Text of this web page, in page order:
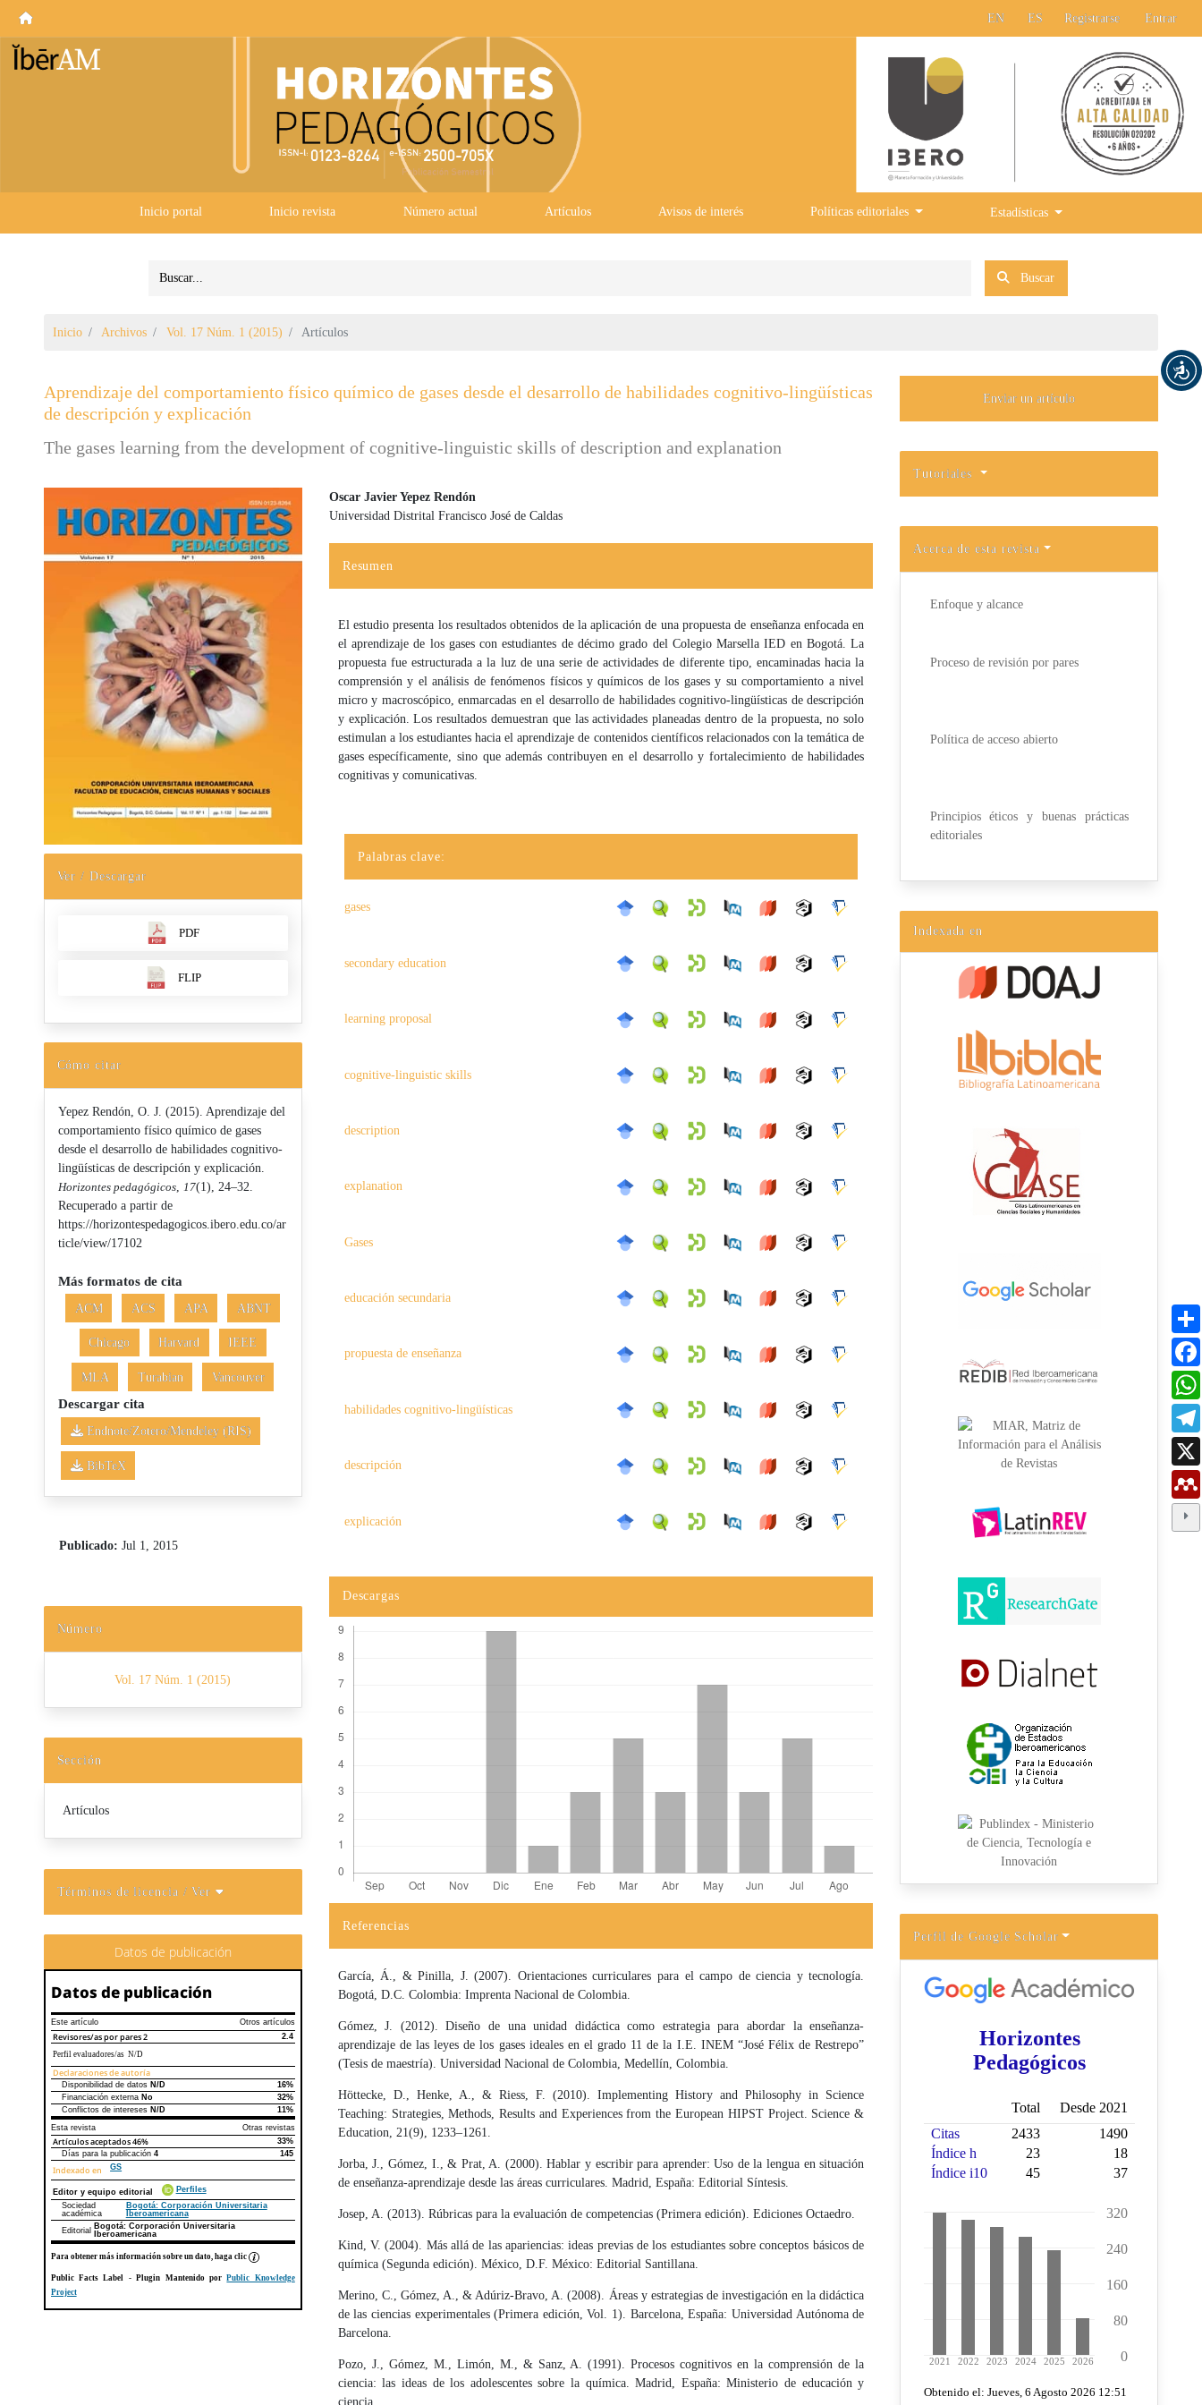
EN ES Registrarse Entrar
Inicio portal Inicio revista Número actual Artículos Avisos de interés Políticas editoriales Estadísticas
Buscar
Inicio Archivos Vol. 17 Núm. 1 (2015) Artículos
Aprendizaje del comportamiento físico químico de gases desde el desarrollo de habilidades cognitivo-lingüísticas
de descripción y explicación
The gases learning from the development of cognitive-linguistic skills of description and explanation
Barra lateral del artículo
Ver / Descargar
PDF
FLIP
Cómo citar
Yepez Rendón, O. J. (2015). Aprendizaje del
comportamiento físico químico de gases
desde el desarrollo de habilidades cognitivo-
lingüísticas de descripción y explicación.
Horizontes pedagógicos, 17(1), 24–32.
Recuperado a partir de
https://horizontespedagogicos.ibero.edu.co/ar
ticle/view/17102
Más formatos de cita
ACM ACS APA ABNT
Chicago Harvard IEEE
MLA Turabian Vancouver
Descargar cita
Endnote/Zotero/Mendeley (RIS)
BibTeX
Publicado: Jul 1, 2015
Número
Vol. 17 Núm. 1 (2015)
Sección
Artículos
Términos de licencia / Ver
Datos de publicación
Datos de publicación
Este artículo Otros artículos
Revisores/as por pares2
2.4
Perfil evaluadores/as N/D
Declaraciones de autoría
Declaraciones de autoríaEste artículo
Disponibilidad de datos N/D
16%
Financiación externa No
32%
Conflictos de intereses N/D
11%
Esta revista
Otras revistas
Artículos aceptados46%
33%
Días para la publicación 4 145
Indexado en GS
Editor y equipo editorial
Perfiles
Sociedad
académica
Bogotá: Corporación Universitaria
Iberoamericana
Editorial
Bogotá: Corporación Universitaria
Iberoamericana
Para obtener más información sobre un dato, haga clic
Public Facts Label - Plugin Mantenido porPublic Knowledge
Project
Oscar Javier Yepez Rendón
Universidad Distrital Francisco José de Caldas
Resumen
El estudio presenta los resultados obtenidos de la aplicación de una propuesta de enseñanza enfocada en
el aprendizaje de los gases con estudiantes de décimo grado del Colegio Marsella IED en Bogotá. La
propuesta fue estructurada a la luz de una serie de actividades de diferente tipo, encaminadas hacia la
comprensión y el análisis de fenómenos físicos y químicos de los gases y su comportamiento a nivel
micro y macroscópico, enmarcadas en el desarrollo de habilidades cognitivo-lingüísticas de descripción
y explicación. Los resultados demuestran que las actividades planeadas dentro de la propuesta, no solo
estimulan a los estudiantes hacia el aprendizaje de contenidos científicos relacionados con la temática de
gases específicamente, sino que además contribuyen en el desarrollo y fortalecimiento de habilidades
cognitivas y comunicativas.
Palabras clave:
gases
secondary education
learning proposal
cognitive-linguistic skills
description
explanation
Gases
educación secundaria
propuesta de enseñanza
habilidades cognitivo-lingüísticas
descripción
explicación
Descargas
Referencias
García, Á., & Pinilla, J. (2007). Orientaciones curriculares para el campo de ciencia y tecnología.
Bogotá, D.C. Colombia: Imprenta Nacional de Colombia.
Gómez, J. (2012). Diseño de una unidad didáctica como estrategia para abordar la enseñanza-
aprendizaje de las leyes de los gases ideales en el grado 11 de la I.E. INEM “José Félix de Restrepo”
(Tesis de maestría). Universidad Nacional de Colombia, Medellín, Colombia.
Höttecke, D., Henke, A., & Riess, F. (2010). Implementing History and Philosophy in Science
Teaching: Strategies, Methods, Results and Experiences from the European HIPST Project. Science &
Education, 21(9), 1233–1261.
Jorba, J., Gómez, I., & Prat, A. (2000). Hablar y escribir para aprender: Uso de la lengua en situación
de enseñanza-aprendizaje desde las áreas curriculares. Madrid, España: Editorial Síntesis.
Josep, A. (2013). Rúbricas para la evaluación de competencias (Primera edición). Ediciones Octaedro.
Kind, V. (2004). Más allá de las apariencias: ideas previas de los estudiantes sobre conceptos básicos de
química (Segunda edición). México, D.F. México: Editorial Santillana.
Merino, C., Gómez, A., & Adúriz-Bravo, A. (2008). Áreas y estrategias de investigación en la didáctica
de las ciencias experimentales (Primera edición, Vol. 1). Barcelona, España: Universidad Autónoma de
Barcelona.
Pozo, J., Gómez, M., Limón, M., & Sanz, A. (1991). Procesos cognitivos en la comprensión de la
ciencia: las ideas de los adolescentes sobre la química. Madrid, España: Ministerio de educación y
ciencia.
Enviar un artículo
Tutoriales
Acerca de esta revista
Enfoque y alcance
Proceso de revisión por pares
Política de acceso abierto
Principios éticos y buenas prácticas
editoriales
Indexada en
Perfil de Google Scholar